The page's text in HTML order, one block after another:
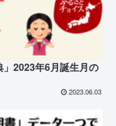
」2023年6月誕生月の
2023.06.03